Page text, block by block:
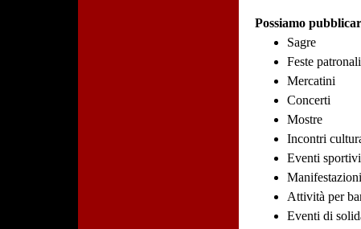
Possiamo
Sagre
Feste patronali
Mercatini
Concerti
Mostre
Incontri
Eventi sportivi
Attività per
Eventi di